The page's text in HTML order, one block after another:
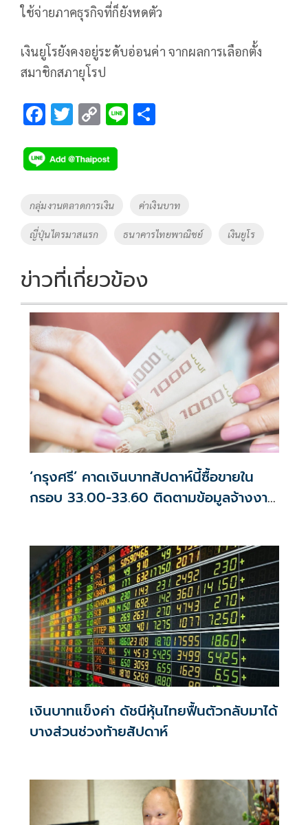
ใช้จ่ายภาคธุรกิจที่ก็ยังหดตัว
เงินยูโรยังคงอยู่ระดับอ่อนค่า จากผลการเลือกตั้ง
สมาชิกสภายุโรป
F
e
b
o
o
k
T
tt
er
C
p
y
Li
Li
Tags
กลุ่มงานตลาดการเงิน ค่าเงินบาท
ญี่ปุ่นไตรมาสแรก ธนาคารไทยพาณิชย์ เงินยูโร
ข่าวที่เกี่ยวข้อง
‘กรุงศรี’ คาดเงินบาทสัปดาห์นี้ซื้อขายใน
กรอบ 33.00-33.60 ติดตามข้อมูลจ้างงาน
เงินบาทแข็งค่า ดัชนีหุ้นไทยฟื้นตัวกลับมาได้
บางส่วนช่วงท้ายสัปดาห์